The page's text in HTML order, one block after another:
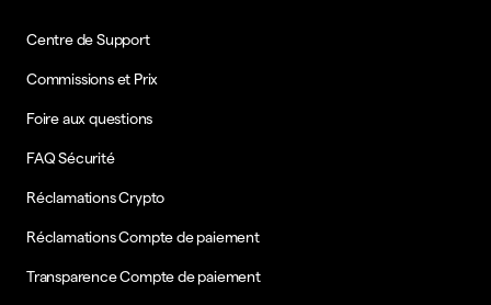
Centre de Support
Commissions et Prix
Foire aux questions
FAQ Sécurité
Réclamations Crypto
Réclamations Compte de paiement
Transparence Compte de paiement